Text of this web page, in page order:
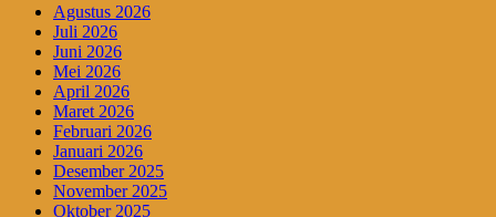
Agustus 2026
Juli 2026
Juni 2026
Mei 2026
April 2026
Maret 2026
Februari 2026
Januari 2026
Desember 2025
November 2025
Oktober 2025